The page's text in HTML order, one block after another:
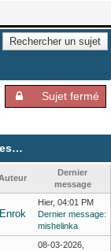
Sujet fermé
Dernier
message
Enrok
Hier, 04:01 PM
Dernier message:
mishelinka
08-03-2026,